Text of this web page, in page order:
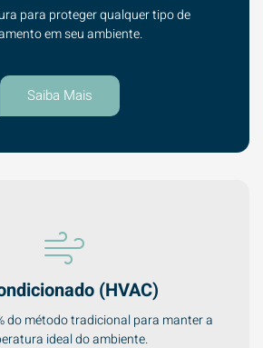
para proteger qualquer tipo de
em seu ambiente.
Saiba Mais
(HVAC)
do método tradicional para manter a
ideal do ambiente.